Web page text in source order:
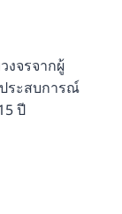
งจรจากผู้
ระสบการณ์
ปี